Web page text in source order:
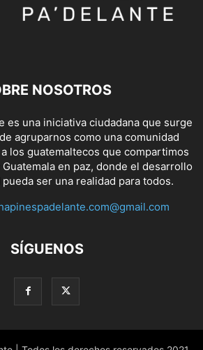
NOSOTROS
es una iniciativa ciudadana que surge
agruparnos como una comunidad
los guatemaltecos que compartimos
en paz, donde el desarrollo
ser una realidad para todos.
SÍGUENOS